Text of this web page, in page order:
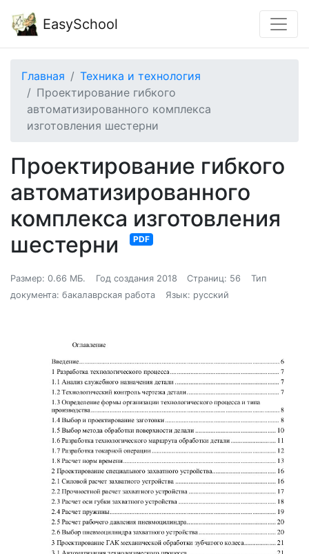
EasySchool
Главная
Техника и технология
Проектирование гибкого
автоматизированного комплекса
изготовления шестерни
Проектирование гибкого
автоматизированного
комплекса изготовления
шестерни
PDF
Размер: 0.66 МБ. Год создания 2018 Страниц: 56
Тип
документа: бакалаврская работа
Язык: русский